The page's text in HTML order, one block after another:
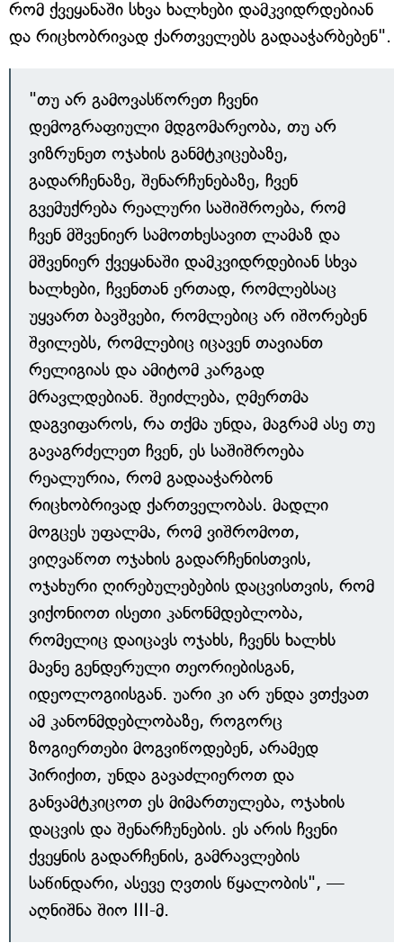
რომ ქვეყანაში სხვა ხალხები დამკვიდრდებიან
და რიცხობრივად ქართველებს გადააჭარბებენ".
"თუ არ გამოვასწორეთ ჩვენი
დემოგრაფიული მდგომარეობა, თუ არ
ვიზრუნეთ ოჯახის განმტკიცებაზე,
გადარჩენაზე, შენარჩუნებაზე, ჩვენ
გვემუქრება რეალური საშიშროება, რომ
ჩვენ მშვენიერ სამოთხესავით ლამაზ და
მშვენიერ ქვეყანაში დამკვიდრდებიან სხვა
ხალხები, ჩვენთან ერთად, რომლებსაც
უყვართ ბავშვები, რომლებიც არ იშორებენ
შვილებს, რომლებიც იცავენ თავიანთ
რელიგიას და ამიტომ კარგად
მრავლდებიან. შეიძლება, ღმერთმა
დაგვიფაროს, რა თქმა უნდა, მაგრამ ასე თუ
გავაგრძელეთ ჩვენ, ეს საშიშროება
რეალურია, რომ გადააჭარბონ
რიცხობრივად ქართველობას. მადლი
მოგცეს უფალმა, რომ ვიშრომოთ,
ვიღვაწოთ ოჯახის გადარჩენისთვის,
ოჯახური ღირებულებების დაცვისთვის, რომ
ვიქონიოთ ისეთი კანონმდებლობა,
რომელიც დაიცავს ოჯახს, ჩვენს ხალხს
მავნე გენდერული თეორიებისგან,
იდეოლოგიისგან. უარი კი არ უნდა ვთქვათ
ამ კანონმდებლობაზე, როგორც
ზოგიერთები მოგვიწოდებენ, არამედ
პირიქით, უნდა გავაძლიეროთ და
განვამტკიცოთ ეს მიმართულება, ოჯახის
დაცვის და შენარჩუნების. ეს არის ჩვენი
ქვეყნის გადარჩენის, გამრავლების
საწინდარი, ასევე ღვთის წყალობის", —
აღნიშნა შიო III-მ.